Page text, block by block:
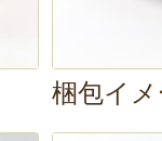
梱包イ